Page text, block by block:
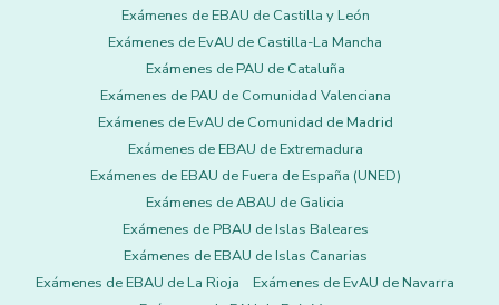
Exámenes de EBAU de Castilla y León
Exámenes de EvAU de Castilla-La Mancha
Exámenes de PAU de Cataluña
Exámenes de PAU de Comunidad Valenciana
Exámenes de EvAU de Comunidad de Madrid
Exámenes de EBAU de Extremadura
Exámenes de EBAU de Fuera de España (UNED)
Exámenes de ABAU de Galicia
Exámenes de PBAU de Islas Baleares
Exámenes de EBAU de Islas Canarias
Exámenes de EBAU de La Rioja
Exámenes de EvAU de Navarra